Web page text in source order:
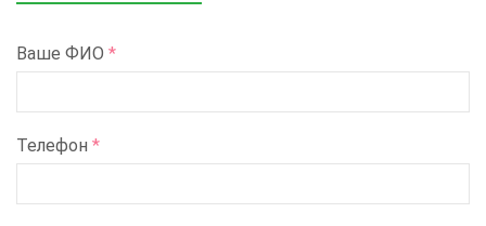
Ваше ФИО *
Телефон *